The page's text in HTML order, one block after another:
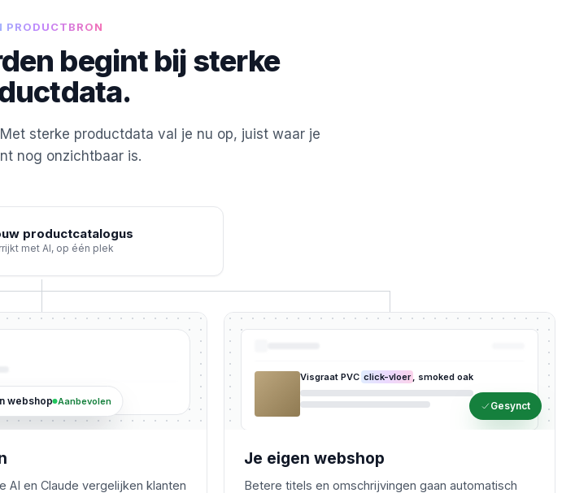
PRODUCTBRON
begint bij sterke
sterke productdata val je nu op, juist waar je
nog onzichtbaar is.
productcatalogus
met AI, op één plek
webshop Aanbevolen
AI en Claude vergelijken klanten
Visgraat PVC click-vloer , smoked oak
Gesynct
Je eigen webshop
Betere titels en omschrijvingen gaan automatisch